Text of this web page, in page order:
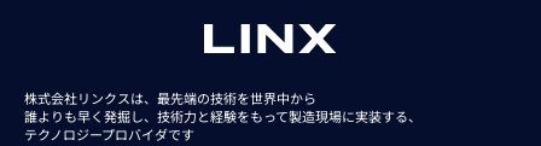
株式会社リンクスは、最先端の技術を世界中から
誰よりも早く発掘し、技術力と経験をもって製造現場に実装する、
テクノロジープロバイダです